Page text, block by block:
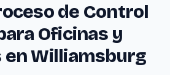
de Control
Oficinas y
en Williamsburg